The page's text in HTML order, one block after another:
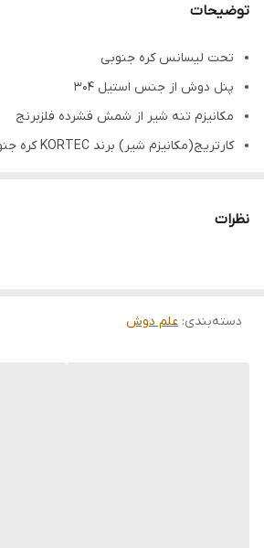
گوشی
آبپاش سیلیکونی با
نشان استاندارد
توضیحات
تحت لیسانس کره جنوبی
پنل دوش از جنس استیل ۳۰۴
مکانیزم تنه شیر از شمش فشرده فلزبرنج
کارتریج(مکانیزم شیر) برند KORTEC کره جنوبی
سردوش‌ها با قابلیت تمیز شدن آسان
نگهدارنده سردوش متحرک از جنس فلز برنج
نظرات
دسته‌بندی: علم دوش